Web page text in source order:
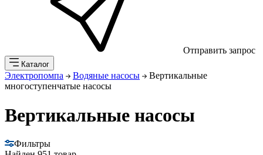
Отправить запрос
Каталог
Электропомпа Водяные насосы
Вертикальные
многоступенчатые насосы
Вертикальные насосы
Фильтры